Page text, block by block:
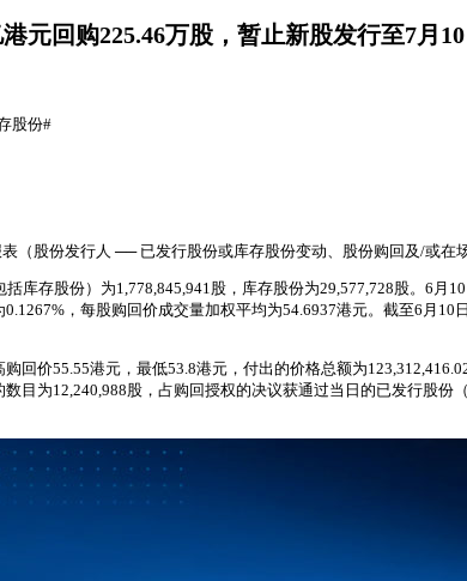
元回购225.46万股，暂止新股发行至7月10
股份#
（股份发行人 ── 已发行股份或库存股份变动、股份购回及/或在
库存股份）为1,778,845,941股，库存股份为29,577,728股。6
，每股购回价成交量加权平均为54.6937港元。截至6月
回价55.55港元，最低53.8港元，付出的价格总额为
目为12,240,988股，占购回授权的决议获通过当日的已发行股